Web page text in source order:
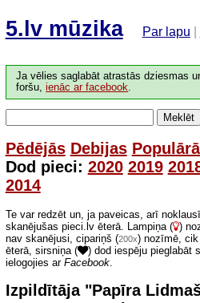
5.lv mūzika Par lapu
Ja vēlies saglabāt atrastās dziesmas
foršu,ienāc ar facebook.
Meklēt
Pēdējās Debijas
Dod pieci: 2020 2019
2014
Te var redzēt un, ja paveicas, arī
skanējušas pieci.lv ēterā. Lampiņa ( )
nav skanējusi, cipariņš (200x) nozīmē,
ēterā, sirsniņa (
) dod iespēju pieglabāt
ielogojies ar Facebook.
Izpildītāja "Papīra